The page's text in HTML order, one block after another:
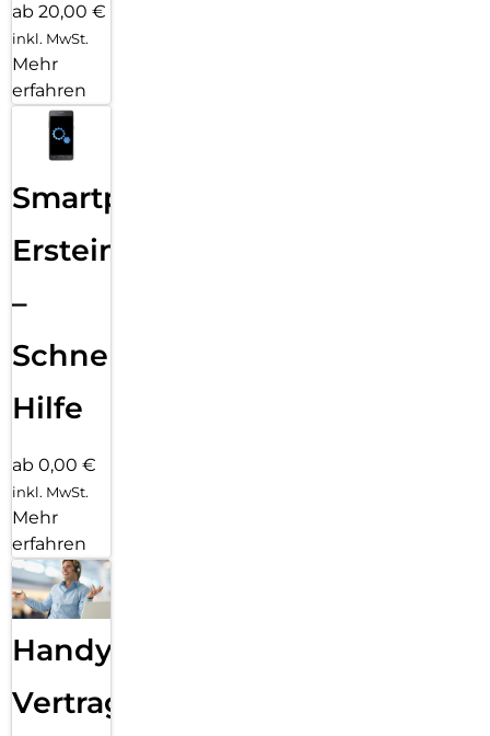
ab 20,00 €
inkl. MwSt.
Mehr
erfahren
Smartphone
Ersteinrichtung
–
Schnelle
Hilfe
ab 0,00 €
inkl. MwSt.
Mehr
erfahren
Handy
Vertragsabwicklung